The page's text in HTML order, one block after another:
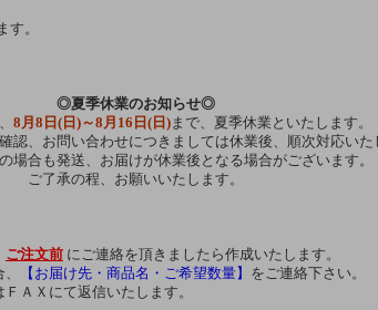
す。
◎夏季休業のお知らせ◎
8月8日(日)～8月16日(日)まで、夏季休業といたします。
認、お問い合わせにつきましては休業後、順次対応いた
場合も発送、お届けが休業後となる場合がございます。
ご了承の程、お願いいたします。
ご注文前 にご連絡を頂きましたら作成いたします。
【お届け先・商品名・ご希望数量】 をご連絡下さい。
ＡＸにて返信いたします。